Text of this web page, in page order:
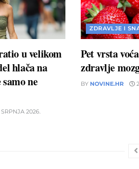
u velikom
hlača na
ne
SRPNJA 2026.
ZDRAVLJE I
Pet vrsta
zdravlje
BY NOVINE.HR